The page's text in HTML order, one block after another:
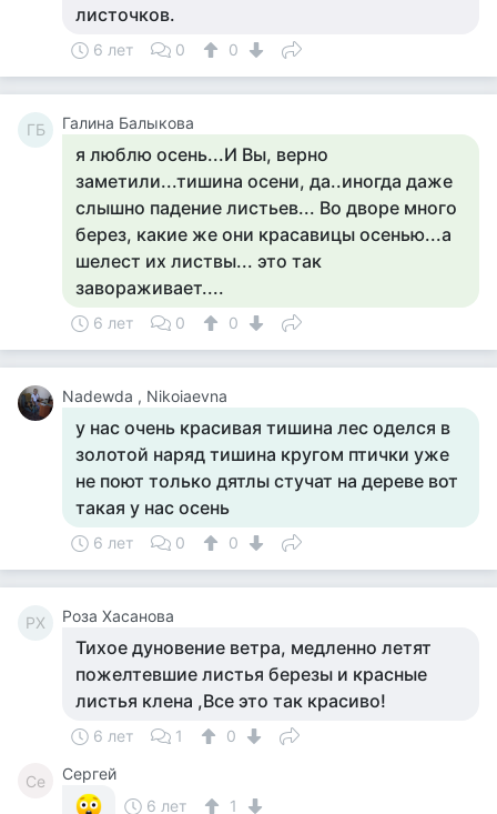
листочков.
6 лет 0 0
ГБ Галина Балыкова
я люблю осень...И Вы, верно
заметили...тишина осени, да..иногда даже
слышно падение листьев... Во дворе много
берез, какие же они красавицы осенью...а
шелест их листвы... это так
завораживает....
6 лет 0 0
Nadewda , Nikoiaevna
у нас очень красивая тишина лес оделся в
золотой наряд тишина кругом птички уже
не поют только дятлы стучат на дереве вот
такая у нас осень
6 лет 0 0
РХ Роза Хасанова
Тихое дуновение ветра, медленно летят
пожелтевшие листья березы и красные
листья клена ,Все это так красиво!
6 лет 1 0
Се
Сергей
6 лет
1